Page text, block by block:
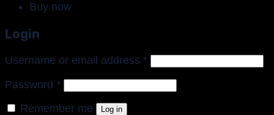
Buy now
Login
Username or email address *Required
Password *Required
Remember me Log in